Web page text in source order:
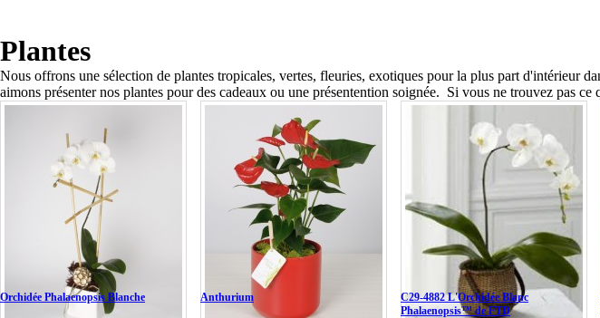
Plantes
Nous offrons une sélection de plantes tropicales, vertes, fleuries, exotiques pour la plus part
aimons présenter nos plantes pour des cadeaux ou une présentention soignée. Si vous ne trouvez pas
Orchidée Phalaenopsis Blanche Anthurium
C29-4882 L'Orchidée Blanc
Phalaenopsis™ de FTD